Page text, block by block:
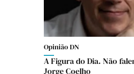
Opinião DN
A Figura do Dia. Não
Jorge Coelho